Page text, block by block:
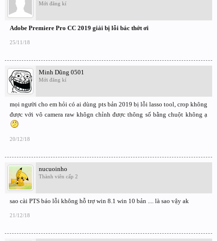
Mới đăng kí
Adobe Premiere Pro CC 2019 giải bị lỗi bác thớt ơi
25/11/18
Minh Dũng 0501
Mới đăng kí
mọi người cho em hỏi có ai dùng pts bản 2019 bị lỗi lasso tool, crop không
được với vô camera raw khôgn chỉnh được thông số bằng chuột không ạ
20/12/18
nucuoinho
Thành viên cấp 2
sao cài PTS báo lỗi không hỗ trợ win 8.1 win 10 bản .... là sao vậy ak
21/12/18